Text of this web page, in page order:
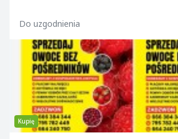
Do uzgodnienia
Kupię